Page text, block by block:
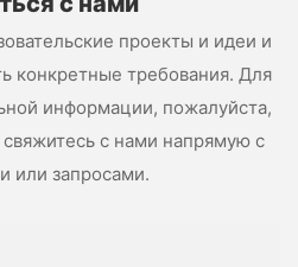
проекты и идеи и
конкретные требования. Для
информации, пожалуйста,
с нами напрямую с
или запросами.